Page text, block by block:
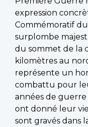
expression
Commémoratif du
surplombe
du sommet de la
kilomètres au
représente un
combattu pour
années de
ont donné leur
sont gravés dans